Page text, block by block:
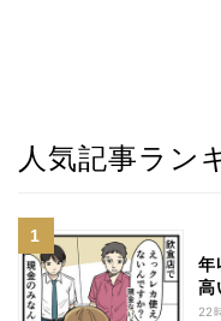
人気記事ラン
年
高
22